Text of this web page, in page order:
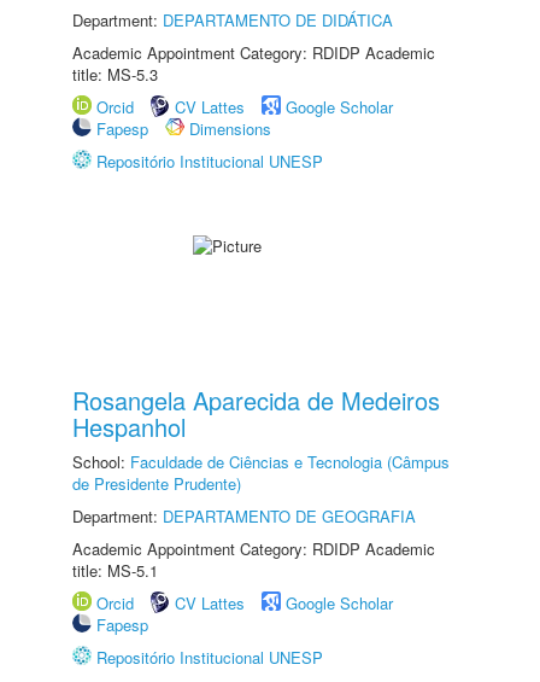
Department: DEPARTAMENTO DE DIDÁTICA
Academic Appointment Category: RDIDP Academic
title: MS-5.3
Orcid
CV Lattes
Google Scholar
Fapesp
Dimensions
Repositório Institucional UNESP
Rosangela Aparecida de Medeiros
Hespanhol
School: Faculdade de Ciências e Tecnologia (Câmpus
de Presidente Prudente)
Department: DEPARTAMENTO DE GEOGRAFIA
Academic Appointment Category: RDIDP Academic
title: MS-5.1
Orcid
CV Lattes
Google Scholar
Fapesp
Repositório Institucional UNESP